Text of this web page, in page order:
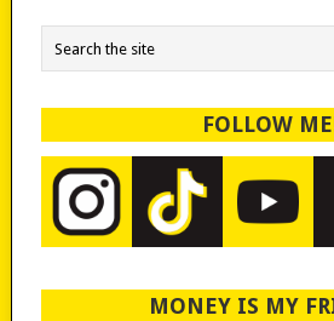
FOLLOW
MONEY IS MY